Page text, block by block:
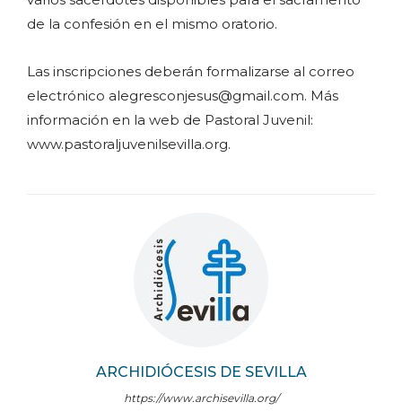
ARCHIDIÓCESIS DE SEVILLA
https://www.archisevilla.org/
de la confesión en el mismo oratorio.
Las inscripciones deberán formalizarse al correo
electrónico alegresconjesus@gmail.com. Más
información en la web de Pastoral Juvenil:
www.pastoraljuvenilsevilla.org.